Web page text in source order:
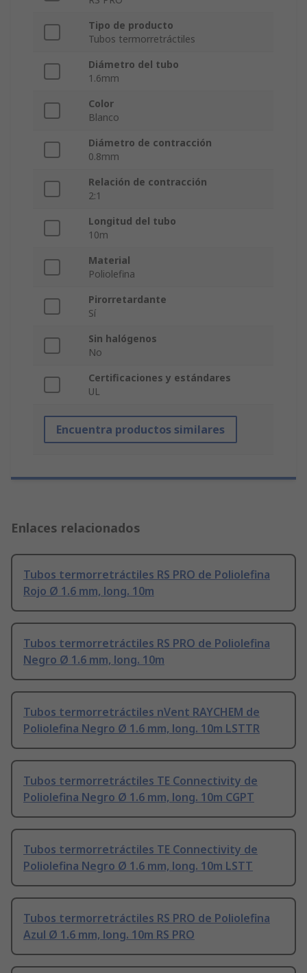
Tipo de producto
Tubos termorretráctiles
Diámetro del tubo
1.6mm
Color
Blanco
Diámetro de contracción
0.8mm
Relación de contracción
2:1
Longitud del tubo
10m
Material
Poliolefina
Pirorretardante
Sí
Sin halógenos
No
Certificaciones y estándares
UL
Encuentra productos similares
Enlaces relacionados
Tubos termorretráctiles RS PRO de Poliolefina
Rojo Ø 1.6 mm, long. 10m
Tubos termorretráctiles RS PRO de Poliolefina
Negro Ø 1.6 mm, long. 10m
Tubos termorretráctiles nVent RAYCHEM de
Poliolefina Negro Ø 1.6 mm, long. 10m LSTTR
Tubos termorretráctiles TE Connectivity de
Poliolefina Negro Ø 1.6 mm, long. 10m CGPT
Tubos termorretráctiles TE Connectivity de
Poliolefina Negro Ø 1.6 mm, long. 10m LSTT
Tubos termorretráctiles RS PRO de Poliolefina
Azul Ø 1.6 mm, long. 10m RS PRO